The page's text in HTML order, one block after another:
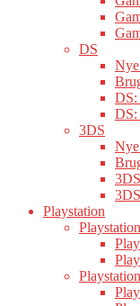
DS
DS:
DS:
3DS
Playstation